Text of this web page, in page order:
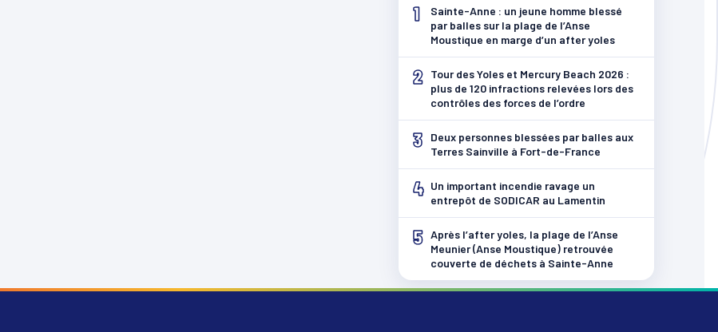
1
Sainte-Anne : un jeune homme blessé
par balles sur la plage de l’Anse
Moustique en marge d’un after yoles
2
Tour des Yoles et Mercury Beach 2026 :
plus de 120 infractions relevées lors des
contrôles des forces de l’ordre
3
Deux personnes blessées par balles aux
Terres Sainville à Fort-de-France
4 Un important incendie ravage un
entrepôt de SODICAR au Lamentin
5 Après l’after yoles, la plage de l’Anse
Meunier (Anse Moustique) retrouvée
couverte de déchets à Sainte-Anne